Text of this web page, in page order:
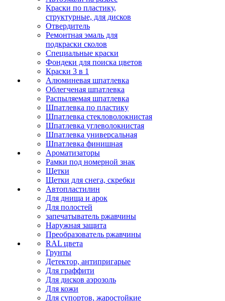
Краски по пластику,
структурные, для дисков
Отвердитель
Ремонтная эмаль для
подкраски сколов
Специальные краски
Фондеки для поиска цветов
Краски 3 в 1
Алюминевая шпатлевка
Облегченая шпатлевка
Распыляемая шпатлевка
Шпатлевка по пластику
Шпатлевка стекловолокнистая
Шпатлевка углеволокнистая
Шпатлевка универсальная
Шпатлевка финишная
Ароматизаторы
Рамки под номерной знак
Щетки
Щетки для снега, скребки
Автопластилин
Для днища и арок
Для полостей
запечатыватель ржавчины
Наружная защита
Преобразователь ржавчины
RAL цвета
Грунты
Детектор, антипригарые
Для граффити
Для дисков аэрозоль
Для кожи
Для супортов, жаростойкие